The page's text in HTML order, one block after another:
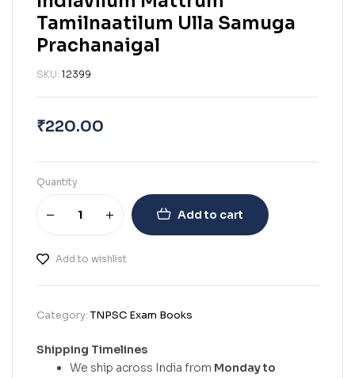
Tamilnaatilum Ulla Samuga
Prachanaigal
SKU: 12399
₹220.00
Quantity
Add to cart
Add to wishlist
Category:TNPSC Exam Books
Shipping Timelines
We ship across India from Monday to